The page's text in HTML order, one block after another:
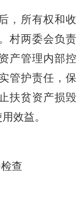
，所有权和收
村两委会负责
产管理内部控
管护责任，保
扶贫资产损毁
效益。
查